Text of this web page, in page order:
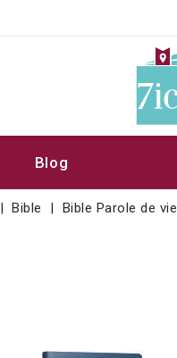
Blog
Bible Bible Parole de vie